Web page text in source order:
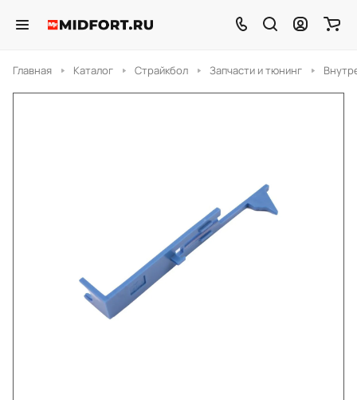
Главная Каталог Страйкбол Запчасти и тюнинг